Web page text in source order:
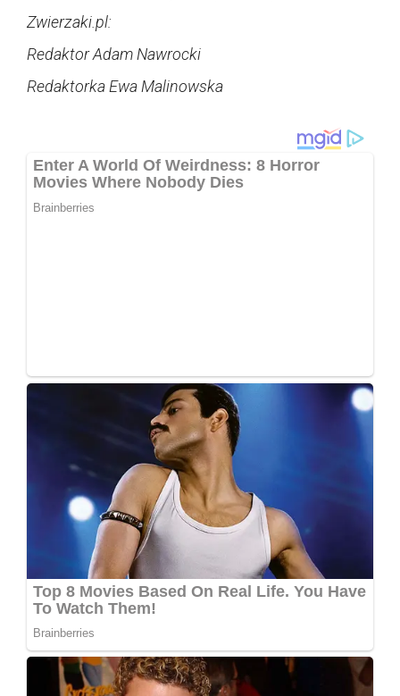
Zwierzaki.pl:
Redaktor Adam Nawrocki
Redaktorka Ewa Malinowska